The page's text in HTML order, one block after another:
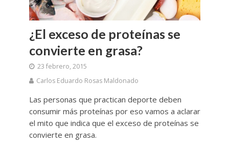
¿El exceso de proteínas se
convierte en grasa?
23 febrero, 2015
Carlos Eduardo Rosas Maldonado
Las personas que practican deporte deben
consumir más proteínas por eso vamos a aclarar
el mito que indica que el exceso de proteínas se
convierte en grasa.